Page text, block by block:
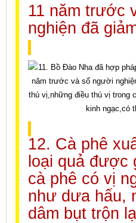
11 năm trước
nghiện đã
12. Cà phê
loại quả được
cà phê có vị
như dưa hấu,
dâm bụt trộn